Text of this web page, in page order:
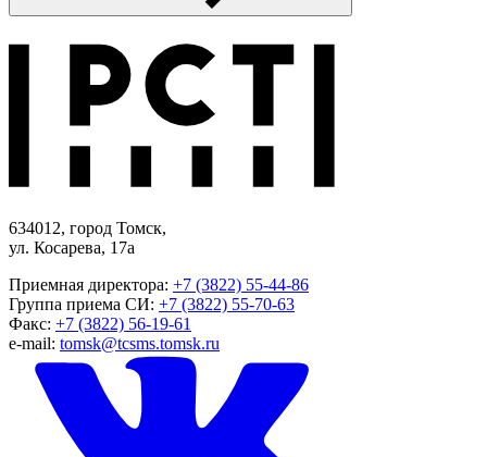
634012, город Томск,
ул. Косарева, 17а
Приемная директора: +7 (3822) 55-44-86
Группа приема СИ: +7 (3822) 55-70-63
Факс: +7 (3822) 56-19-61
e-mail: tomsk@tcsms.tomsk.ru